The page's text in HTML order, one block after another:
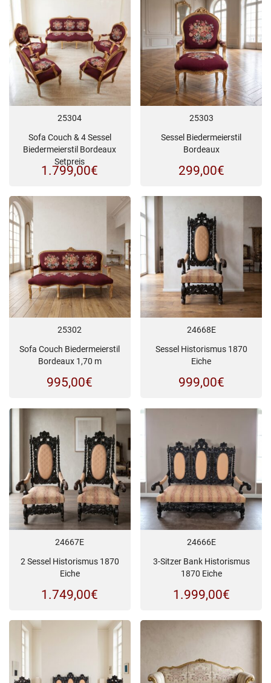
25304
Sofa Couch & 4 Sessel
Biedermeierstil Bordeaux
Setpreis
1.799,00€
25303
Sessel Biedermeierstil
Bordeaux
299,00€
25302
Sofa Couch Biedermeierstil
Bordeaux 1,70 m
995,00€
24668E
Sessel Historismus 1870
Eiche
999,00€
24667E
2 Sessel Historismus 1870
Eiche
1.749,00€
24666E
3-Sitzer Bank Historismus
1870 Eiche
1.999,00€